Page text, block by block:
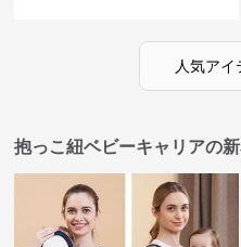
人気ア
抱っこ紐ベビーキャリアの